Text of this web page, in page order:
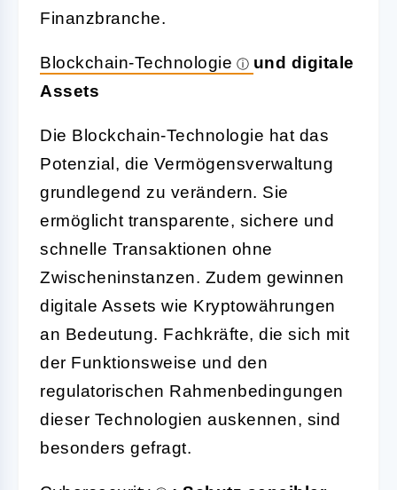
Finanzbranche.
Blockchain-Technologie
und digitale
Assets
Die Blockchain-Technologie hat das
Potenzial, die Vermögensverwaltung
grundlegend zu verändern. Sie
ermöglicht transparente, sichere und
schnelle Transaktionen ohne
Zwischeninstanzen. Zudem gewinnen
digitale Assets wie Kryptowährungen
an Bedeutung. Fachkräfte, die sich mit
der Funktionsweise und den
regulatorischen Rahmenbedingungen
dieser Technologien auskennen, sind
besonders gefragt.